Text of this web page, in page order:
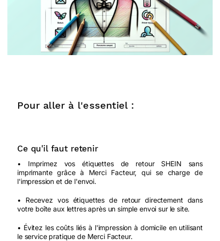
Pour aller à l'essentiel :
Ce qu'il faut retenir
• Imprimez vos étiquettes de retour SHEIN sans
imprimante grâce à Merci Facteur, qui se charge de
l'impression et de l'envoi.
• Recevez vos étiquettes de retour directement dans
votre boîte aux lettres après un simple envoi sur le site.
• Évitez les coûts liés à l'impression à domicile en utilisant
le service pratique de Merci Facteur.